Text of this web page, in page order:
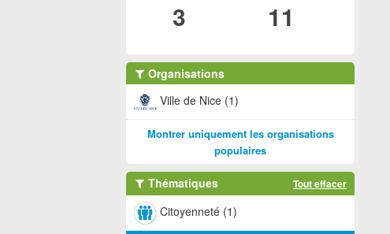
3 11
Organisations
Ville de Nice (1)
Montrer uniquement les organisations
populaires
Thématiques Tout effacer
Citoyenneté (1)